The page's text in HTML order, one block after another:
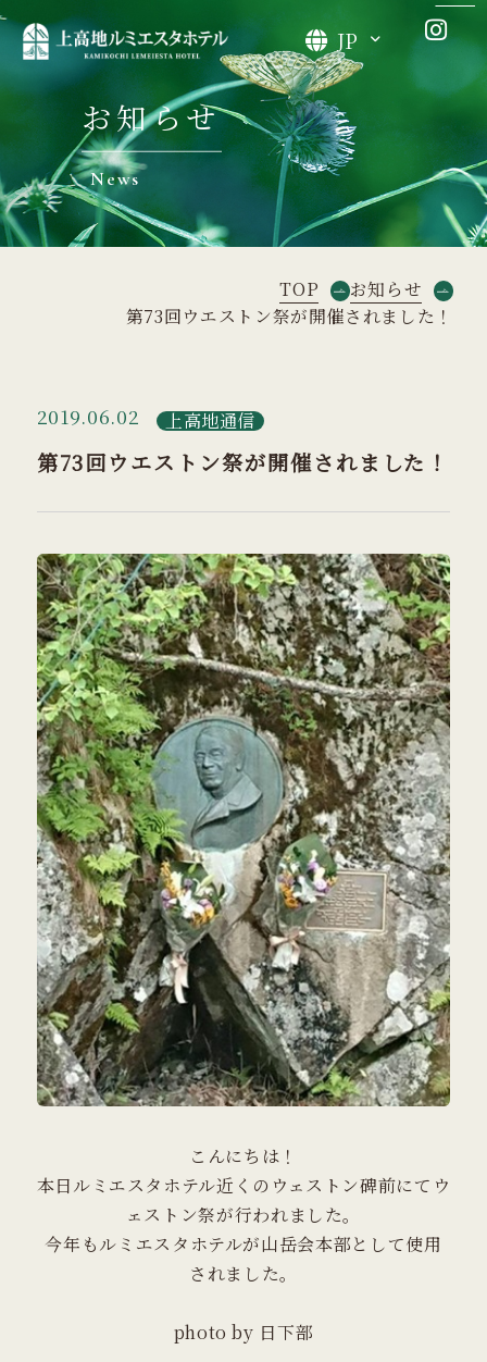
JP
お知らせ
News
TOP
お知らせ
第73回ウエストン祭が開催されました！
2019.06.02 上高地通信
第73回ウエストン祭が開催されました！
こんにちは！
本日ルミエスタホテル近くのウェストン碑前にてウ
ェストン祭が行われました。
今年もルミエスタホテルが山岳会本部として使用
されました。
photo by 日下部